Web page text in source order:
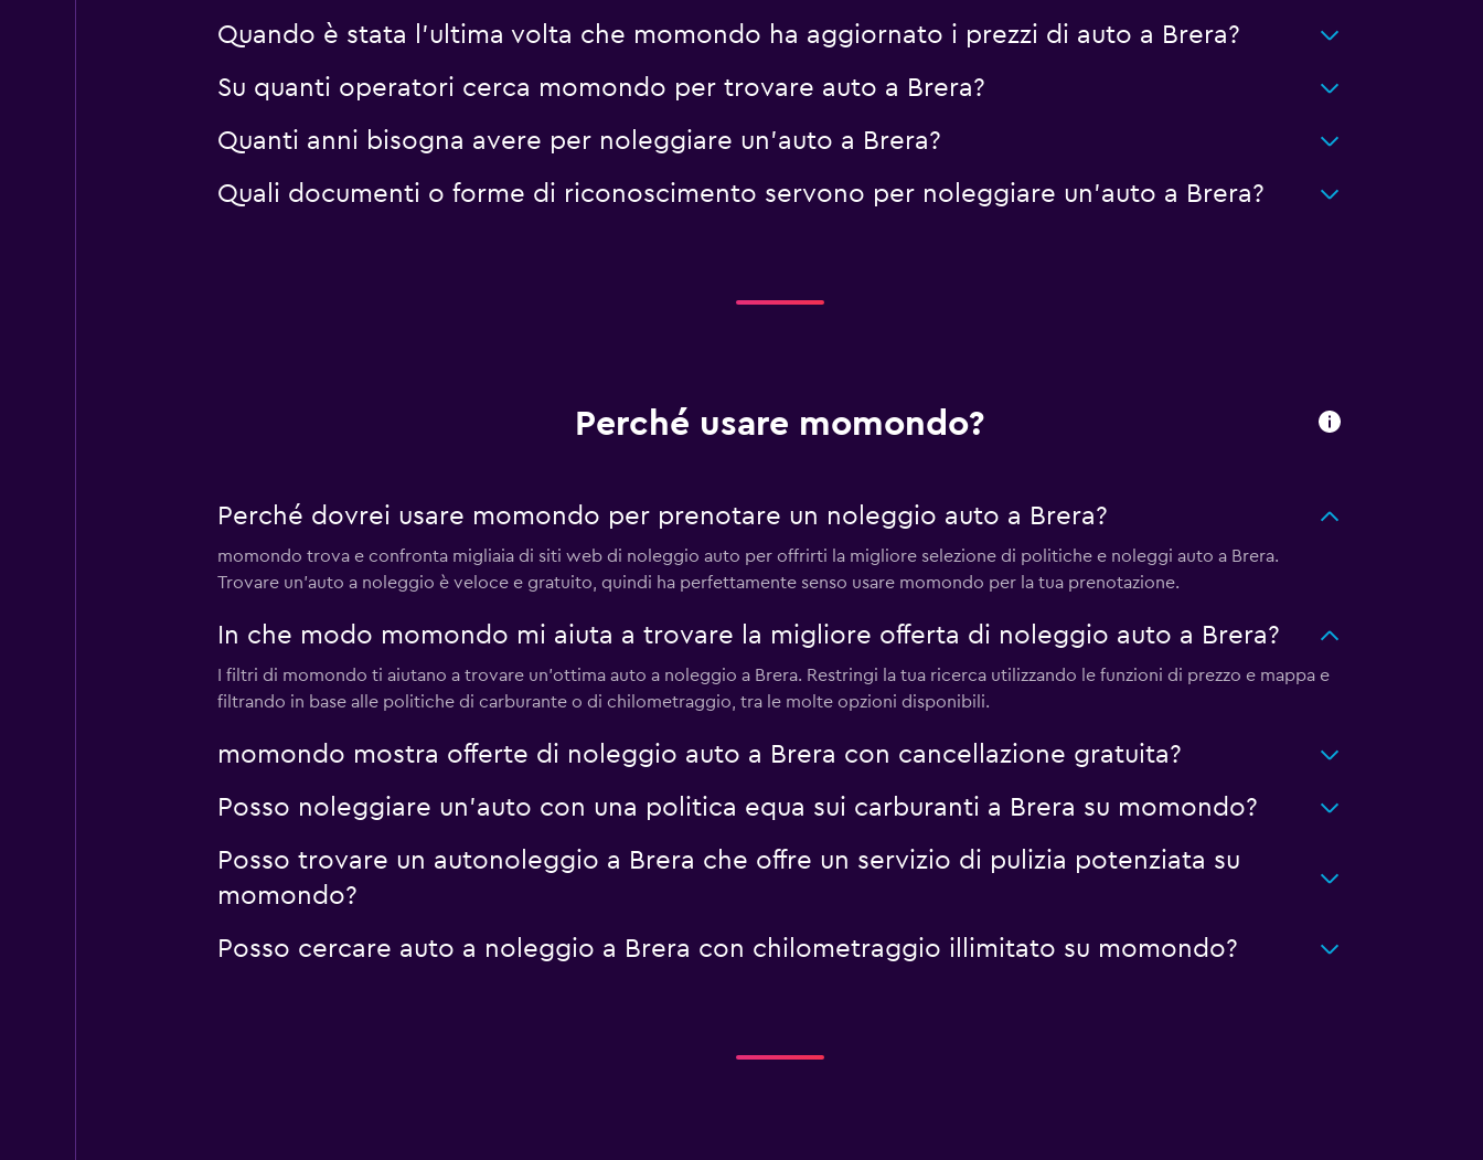
Quando è stata l'ultima volta che momondo ha aggiornato i prezzi di auto a Brera?
Su quanti operatori cerca momondo per trovare auto a Brera?
Quanti anni bisogna avere per noleggiare un'auto a Brera?
Quali documenti o forme di riconoscimento servono per noleggiare un'auto a Brera?
Perché usare momondo?
Perché dovrei usare momondo per prenotare un noleggio auto a Brera?
momondo trova e confronta migliaia di siti web di noleggio auto per offrirti la migliore selezione di politiche e noleggi auto a Brera.
Trovare un'auto a noleggio è veloce e gratuito, quindi ha perfettamente senso usare momondo per la tua prenotazione.
In che modo momondo mi aiuta a trovare la migliore offerta di noleggio auto a Brera?
I filtri di momondo ti aiutano a trovare un'ottima auto a noleggio a Brera. Restringi la tua ricerca utilizzando le funzioni di prezzo e mappa e
filtrando in base alle politiche di carburante o di chilometraggio, tra le molte opzioni disponibili.
momondo mostra offerte di noleggio auto a Brera con cancellazione gratuita?
Posso noleggiare un'auto con una politica equa sui carburanti a Brera su momondo?
Posso trovare un autonoleggio a Brera che offre un servizio di pulizia potenziata su
momondo?
Posso cercare auto a noleggio a Brera con chilometraggio illimitato su momondo?